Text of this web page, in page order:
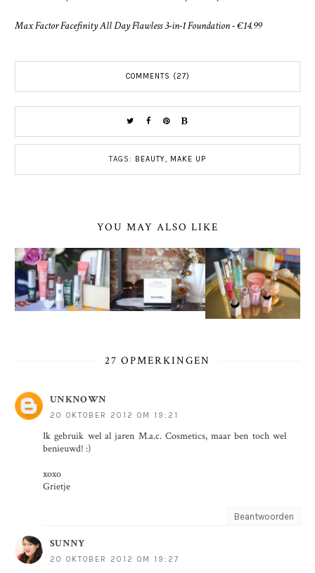
Max Factor Facefinity All Day Flawless 3-in-1 Foundation - €14.99
COMMENTS (27)
TAGS: BEAUTY MAKE UP
YOU MAY ALSO LIKE
27 OPMERKINGEN
UNKNOWN
20 OKTOBER 2012 OM 19:21
Ik gebruik wel al jaren M.a.c. Cosmetics, maar ben toch wel
benieuwd! :)
xoxo
Grietje
Beantwoorden
SUNNY
20 OKTOBER 2012 OM 19:27